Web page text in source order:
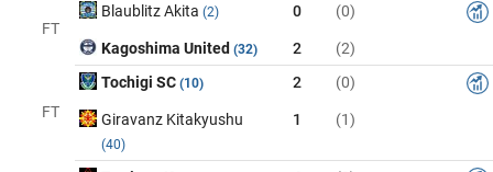
FT
Blaublitz Akita (2) 0 (0)
Kagoshima United (32) 2 (2)
FT
Tochigi SC (10) 2 (0)
Giravanz Kitakyushu
(40)
1 (1)